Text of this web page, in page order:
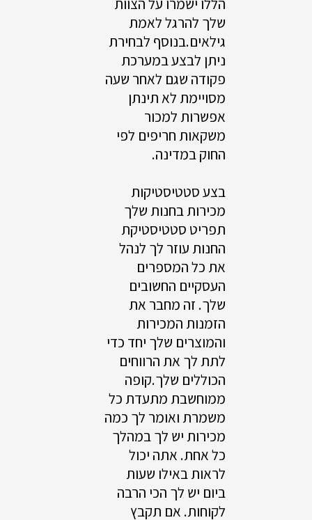
שלך להרגל לאמת
גילאים.בנוסף לבחירת
ניתן לבצע במערכת
פקודה שגם לאחר שעה
מסויימת לא תינתן
אפשרות למכור
משקאות חריפים לפי
החוק במדינה.
בצע סטטיסטיקות
מכירות בחנות שלך
תפריט סטטיסטיקת
החנות עוזר לך לנהל
את כל המספרים
העסקיים החשובים
שלך. זה מחבר את
הזמנות המכירות
והמוצרים שלך יחד כדי
לתת לך את הרווחים
הכוללים שלך.קופה
ממוחשבת מתעדת כל
משמרת ואומר לך כמה
מכירות יש לך במהלך
כל אחת. אתה יכול
לראות באילו שעות
ביום יש לך הכי הרבה
לקוחות. אם תקבץ